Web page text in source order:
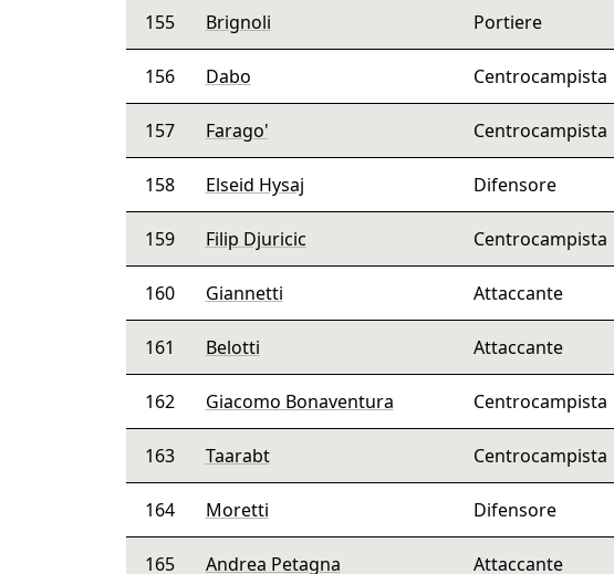
155 Brignoli Portiere
156 Dabo Centrocampista
157 Farago' Centrocampista
158 Elseid Hysaj Difensore
159 Filip Djuricic Centrocampista
160 Giannetti Attaccante
161 Belotti Attaccante
162 Giacomo Bonaventura Centrocampista
163 Taarabt Centrocampista
164 Moretti Difensore
165 Andrea Petagna Attaccante